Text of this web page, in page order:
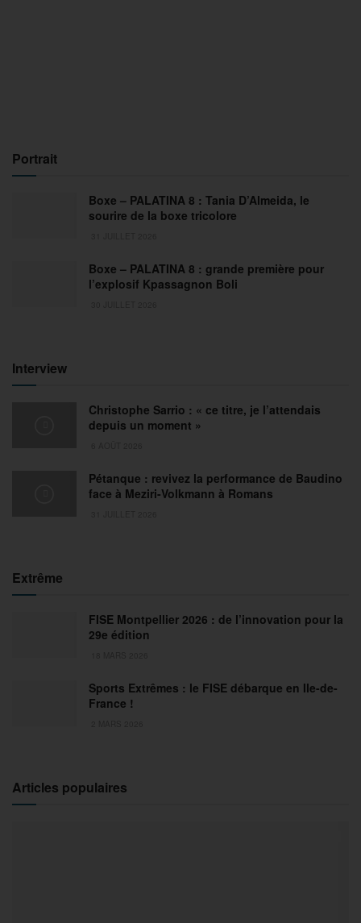
Portrait
Boxe – PALATINA 8 : Tania D’Almeida, le
sourire de la boxe tricolore
Boxe – PALATINA 8 : grande première pour
l’explosif Kpassagnon Boli
Interview
Christophe Sarrio : « ce titre, je l’attendais
depuis un moment »
Pétanque : revivez la performance de Baudino
face à Meziri-Volkmann à Romans
Extrême
FISE Montpellier 2026 : de l’innovation pour la
29e édition
Sports Extrêmes : le FISE débarque en Ile-de-
France !
Articles populaires